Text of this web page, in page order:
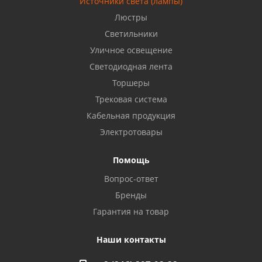
Бузулук, ул. Октябрьская, 24
Балаково, ул. Комарова, 55
Октябрьский, ул. Свердлова, 28
Азнакаево, ул. Булгар, 2. ТЦ "Акчарлак"
Стерлитамак, ул. Вокзальная, 13
Люстры
Светильники
Уличное освещение
Светодиодная лента
Торшеры
Трековая система
Кабельная продукция
Электротовары
Помощь
Вопрос-ответ
Бренды
Гарантия на товар
Наши контакты